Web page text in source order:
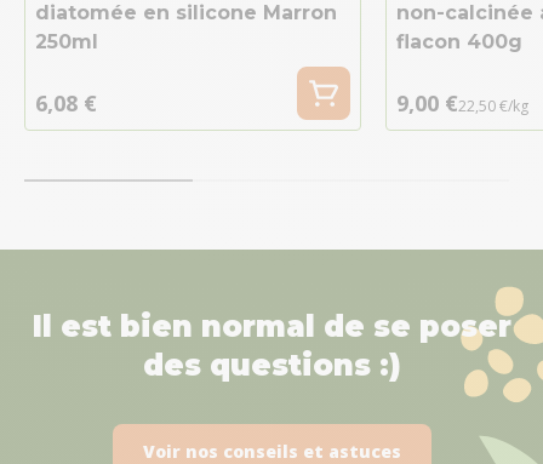
diatomée en silicone Marron
250ml
6,08 €
non-calcinée
flacon 400g
9,00 €22,50 €/kg
Il est bien normal de se poser
des questions :)
Voir nos conseils et astuces